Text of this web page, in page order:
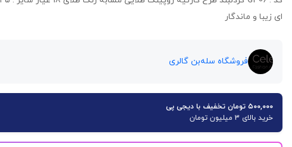
ای زیبا و ماندگار
فروشگاه سله‌بن گالری
۵۰۰,۰۰۰ تومان تخفیف با دیجی پی
خرید بالای 3 میلیون تومان